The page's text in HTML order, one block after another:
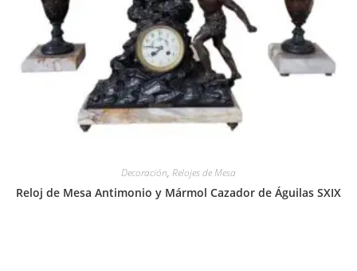
Decoración, Relojes de Mesa
Reloj de Mesa Antimonio y Mármol Cazador de Águilas SXIX